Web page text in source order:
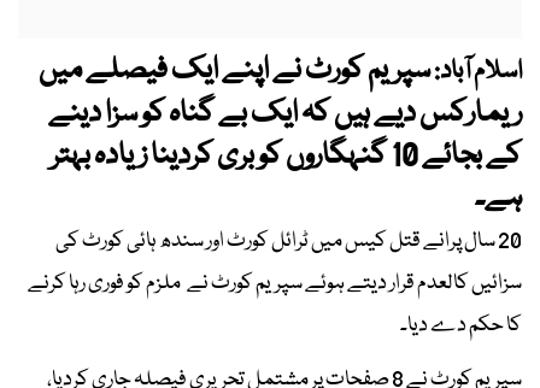
اسلام آباد:سپریم کورٹ نے اپنے ایک فیصلے میں
ریمارکس دیے ہیں کہ ایک بے گناہ کو سزا دینے
کے بجائے 10 گنہگاروں کو بری کردینا زیادہ بہتر
ہے۔
20 سال پرانے قتل کیس میں ٹرائل کورٹ اور سندھ ہائی کورٹ کی
سزائیں کالعدم قرار دیتے ہوئے سپریم کورٹ نے ملزم کو فوری رہا کرنے
کا حکم دے دیا۔
سپریم کورٹ نے 8 صفحات پر مشتمل تحریری فیصلہ جاری کردیا،